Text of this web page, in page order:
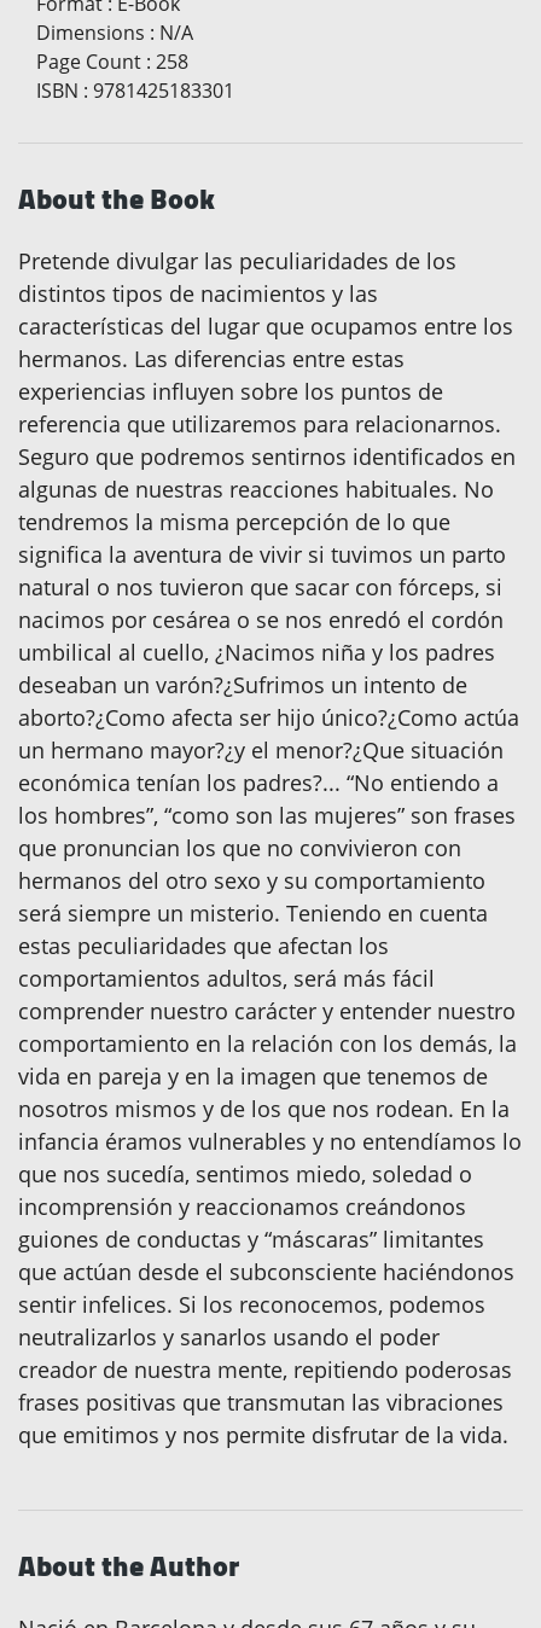
Dimensions : N/A
Page Count : 258
ISBN : 9781425183301
About the Book
Pretende divulgar las peculiaridades de los
distintos tipos de nacimientos y las
características del lugar que ocupamos entre los
hermanos. Las diferencias entre estas
experiencias influyen sobre los puntos de
referencia que utilizaremos para relacionarnos.
Seguro que podremos sentirnos identificados en
algunas de nuestras reacciones habituales. No
tendremos la misma percepción de lo que
significa la aventura de vivir si tuvimos un parto
natural o nos tuvieron que sacar con fórceps, si
nacimos por cesárea o se nos enredó el cordón
umbilical al cuello, ¿Nacimos niña y los padres
deseaban un varón?¿Sufrimos un intento de
aborto?¿Como afecta ser hijo único?¿Como actúa
un hermano mayor?¿y el menor?¿Que situación
económica tenían los padres?... “No entiendo a
los hombres”, “como son las mujeres” son frases
que pronuncian los que no convivieron con
hermanos del otro sexo y su comportamiento
será siempre un misterio. Teniendo en cuenta
estas peculiaridades que afectan los
comportamientos adultos, será más fácil
comprender nuestro carácter y entender nuestro
comportamiento en la relación con los demás, la
vida en pareja y en la imagen que tenemos de
nosotros mismos y de los que nos rodean. En la
infancia éramos vulnerables y no entendíamos lo
que nos sucedía, sentimos miedo, soledad o
incomprensión y reaccionamos creándonos
guiones de conductas y “máscaras” limitantes
que actúan desde el subconsciente haciéndonos
sentir infelices. Si los reconocemos, podemos
neutralizarlos y sanarlos usando el poder
creador de nuestra mente, repitiendo poderosas
frases positivas que transmutan las vibraciones
que emitimos y nos permite disfrutar de la vida.
About the Author